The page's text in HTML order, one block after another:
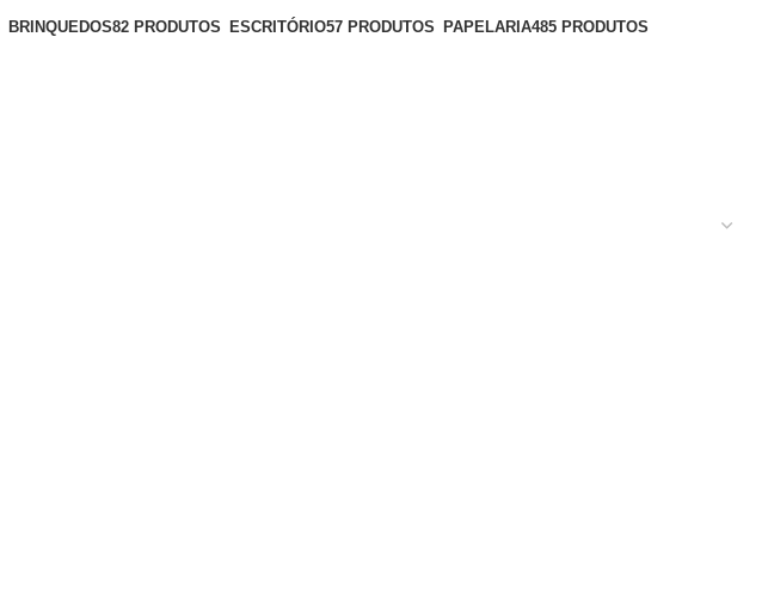
BRINQUEDOS82 PRODUTOS ESCRITÓRIO57 PRODUTOS PAPELARIA485 PRODUTOS